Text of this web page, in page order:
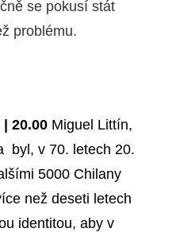
se pokusí stát
problému.
| 20.00 Miguel Littín,
byl, v 70. letech 20.
5000 Chilany
než deseti letech
identitou, aby v